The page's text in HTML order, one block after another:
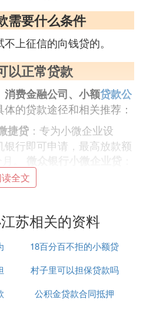
需要什么条件
上征信的向钱贷的。
以正常贷款
费金融公司、小额贷款公
体的贷款途径和相关推荐：
捷贷 ：专为小微企业设
行即可申请，最高放款额
等多个指定地区的小微企
，贷款期限最长36期。
息等，最高可办理500万
款公司
如 网络有钱花 、
台也提供基于营业执照的贷
企业有稳定的经营场所、
机构认可的抵押物等。
全文
苏相关的资料
18百分百不拒的小额贷
款
村子里可以担保贷款吗
公积金贷款合同抵押